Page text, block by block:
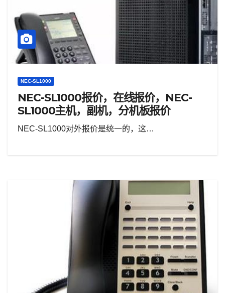
NEC-SL1000
NEC-SL1000报价，在线报价，NEC-
SL1000主机，副机，分机板报价
NEC-SL1000对外报价是统一的，这…